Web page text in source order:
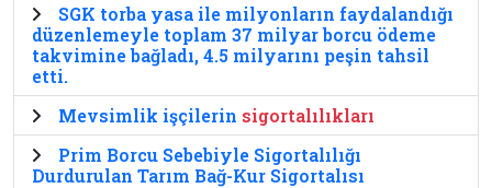
SGK torba yasa ile milyonların faydalandığı
düzenlemeyle toplam 37 milyar borcu ödeme
takvimine bağladı, 4.5 milyarını peşin tahsil
etti.
Mevsimlik işçilerin sigortalılıkları
Prim Borcu Sebebiyle Sigortalılığı
Durdurulan Tarım Bağ-Kur Sigortalısı